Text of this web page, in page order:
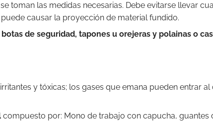
toman las medidas necesarias. Debe evitarse llevar
causar la proyección de material fundido.
de seguridad, tapones u orejeras y polainas o
y tóxicas; los gases que emana pueden entrar
compuesto por: Mono de trabajo con capucha,